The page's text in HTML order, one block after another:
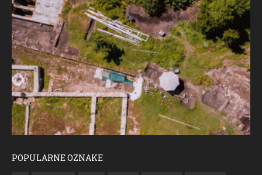
POPULARNE OZNAKE